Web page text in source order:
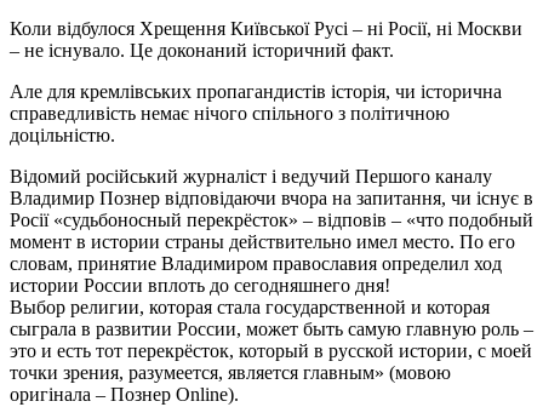
Коли відбулося Хрещення Київської Русі – ні Росії, ні Москви
– не існувало. Це доконаний історичний факт.
Але для кремлівських пропагандистів історія, чи історична
справедливість немає нічого спільного з політичною
доцільністю.
Відомий російський журналіст і ведучий Першого каналу
Владимир Познер відповідаючи вчора на запитання, чи існує в
Росії «судьбоносный перекрёсток» – відповів – «что подобный
момент в истории страны действительно имел место. По его
словам, принятие Владимиром православия определил ход
истории России вплоть до сегодняшнего дня!
Выбор религии, которая стала государственной и которая
сыграла в развитии России, может быть самую главную роль –
это и есть тот перекрёсток, который в русской истории, с моей
точки зрения, разумеется, является главным» (мовою
оригінала – Познер Online).